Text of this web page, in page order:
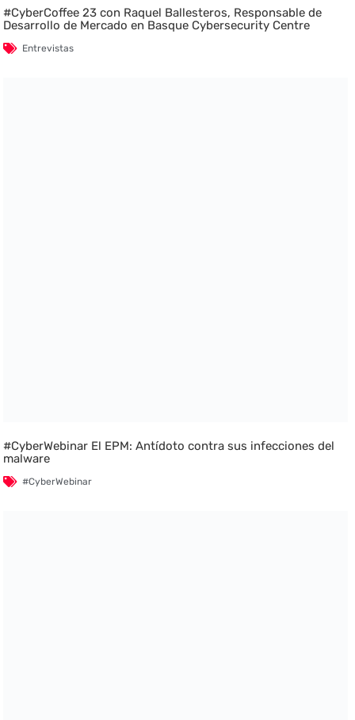
#CyberCoffee 23 con Raquel Ballesteros, Responsable de
Desarrollo de Mercado en Basque Cybersecurity Centre
Entrevistas
#CyberWebinar El EPM: Antídoto contra sus infecciones del
malware
#CyberWebinar